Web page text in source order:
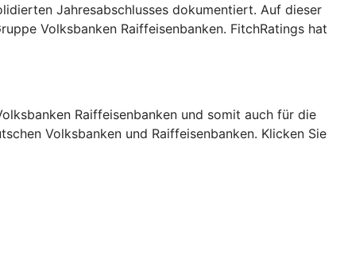
Jahresabschlusses dokumentiert. Auf dieser
Volksbanken Raiffeisenbanken. FitchRatings hat
Raiffeisenbanken und somit auch für die
Volksbanken und Raiffeisenbanken. Klicken Sie